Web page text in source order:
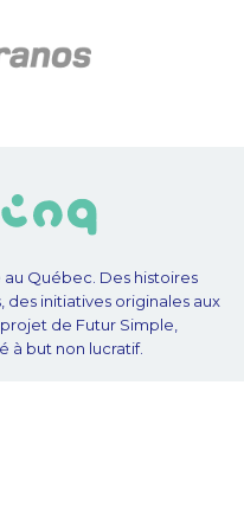
Québec. Des histoires
des initiatives originales aux
de Futur Simple,
à but non lucratif.